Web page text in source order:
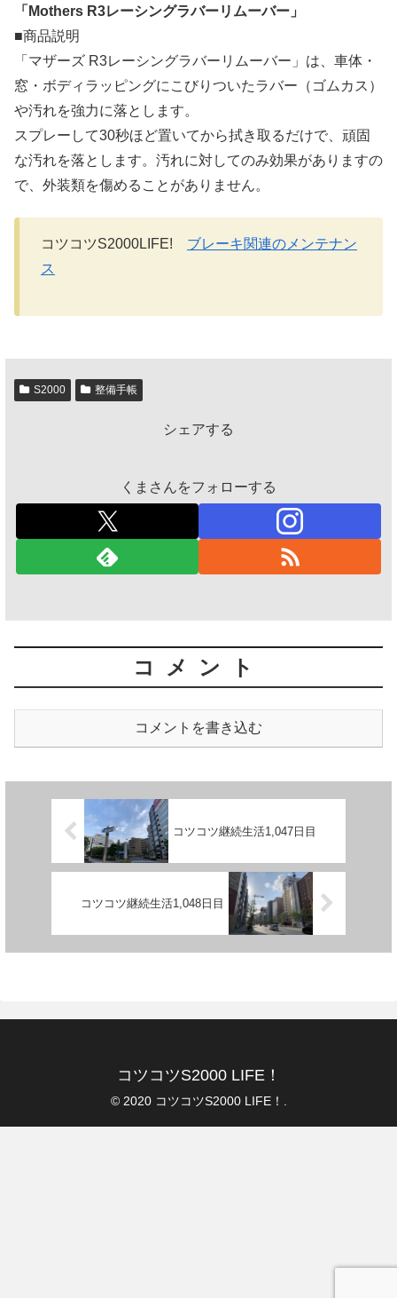
「Mothers R3レーシングラバーリムーバー」
■商品説明
「マザーズ R3レーシングラバーリムーバー」は、車体・
窓・ボディラッピングにこびりついたラバー（ゴムカス）
や汚れを強力に落とします。
スプレーして30秒ほど置いてから拭き取るだけで、頑固
な汚れを落とします。汚れに対してのみ効果がありますの
で、外装類を傷めることがありません。
コツコツS2000LIFE! ブレーキ関連のメンテナン
ス
S2000 整備手帳
シェアする
くまさんをフォローする
コメント
コメントを書き込む
コツコツ継続生活1,047日目
コツコツ継続生活1,048日目
コツコツS2000 LIFE！
© 2020 コツコツS2000 LIFE！.